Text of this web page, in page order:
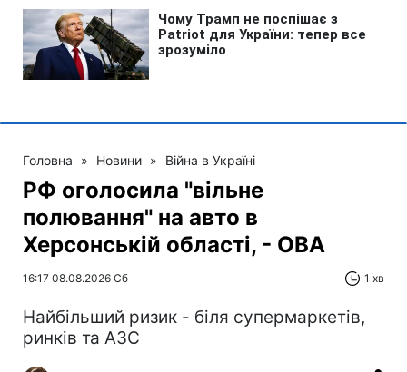
Головна » Новини » Війна в Україні
РФ оголосила "вільне
полювання" на авто в
Херсонській області, - ОВА
16:17 08.08.2026 Сб 1 хв
Найбільший ризик - біля супермаркетів,
ринків та АЗС